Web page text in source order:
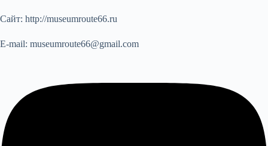
Сайт: http://museumroute66.ru
E-mail: museumroute66@gmail.com